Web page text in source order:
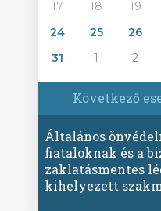
17
18 19
24
25 26
31
1 2
Következő
Általános
fiataloknak és a
zaklatásmentes
kihelyezett